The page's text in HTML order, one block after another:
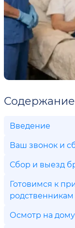
Содержание
Введение
Ваш звонок и
Сбор и выезд
Готовимся к
родственникам
Осмотр на